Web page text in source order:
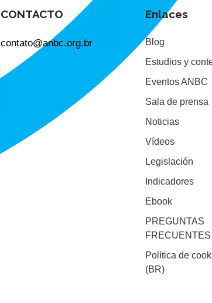
CONTACTO
contato@anbc.org.br
Enlaces
Blog
Estudios y
Eventos ANBC
Sala de prensa
Noticias
Vídeos
Legislación
Indicadores
Ebook
PREGUNTAS
FRECUENTES
Política de
(BR)